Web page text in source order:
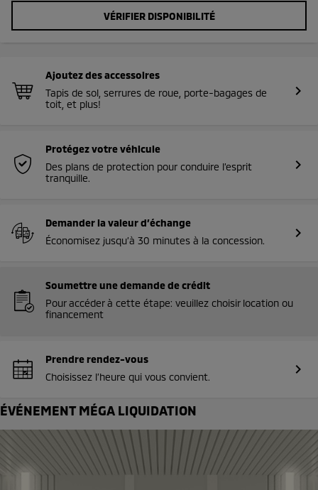
VÉRIFIER DISPONIBILITÉ
Ajoutez des accessoires
Tapis de sol, serrures de roue, porte-bagages de
toit, et plus!
chevron_right
Protégez votre véhicule
Des plans de protection pour conduire l’esprit
tranquille.
chevron_right
Demander la valeur d’échange
Économisez jusqu’à 30 minutes à la concession.
chevron_right
Soumettre une demande de crédit
Pour accéder à cette étape: veuillez choisir location ou
financement
Prendre rendez-vous
Choisissez l’heure qui vous convient.
chevron_right
ÉVÉNEMENT MÉGA LIQUIDATION